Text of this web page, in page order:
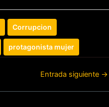
Corrupcion
protagonista mujer
Entrada siguiente →